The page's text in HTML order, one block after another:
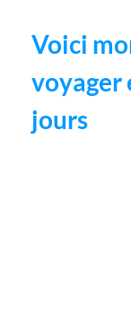
Voici
voyager
jours